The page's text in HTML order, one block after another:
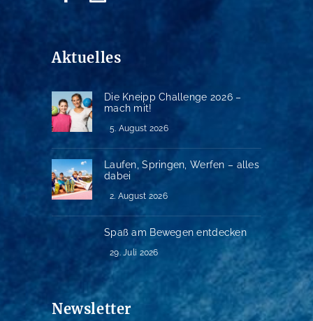
Aktuelles
Die Kneipp Challenge 2026 –
mach mit!
5. August 2026
Laufen, Springen, Werfen – alles
dabei
2. August 2026
Spaß am Bewegen entdecken
29. Juli 2026
Newsletter